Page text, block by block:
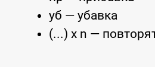
уб — убавка
(...) x n —